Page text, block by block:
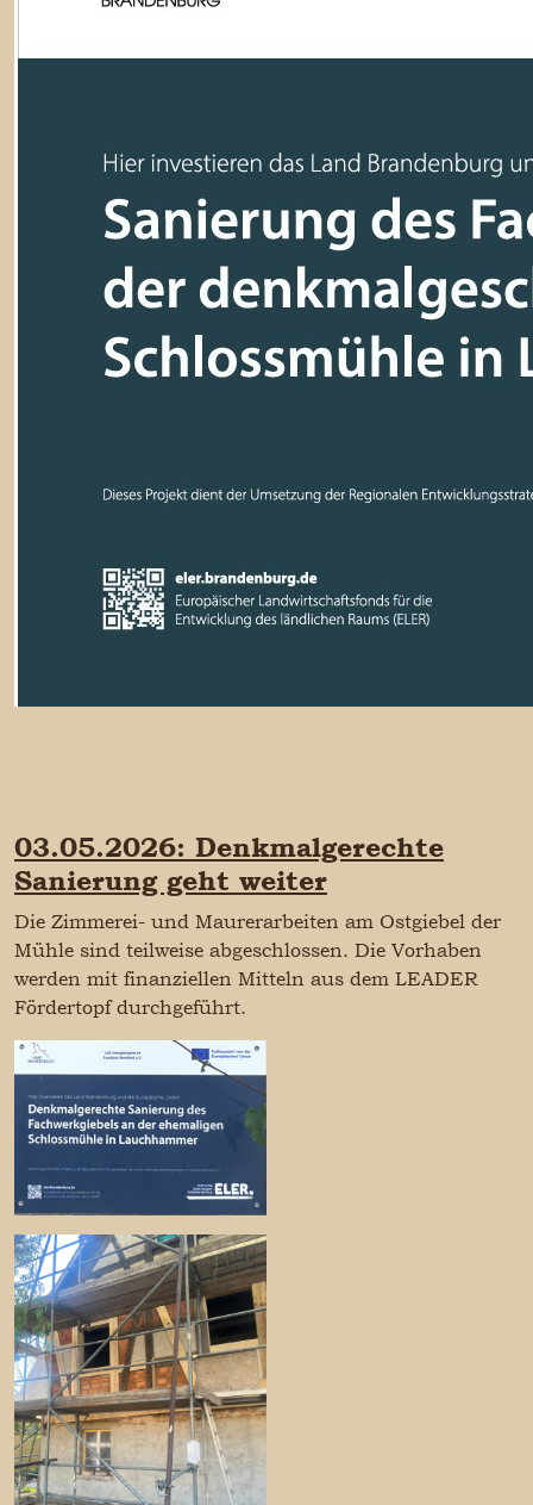
03.05.2026: Denkmalgerechte
Sanierung geht weiter
Die Zimmerei- und Maurerarbeiten am Ostgiebel der
Mühle sind teilweise abgeschlossen. Die Vorhaben
werden mit finanziellen Mitteln aus dem LEADER
Fördertopf durchgeführt.